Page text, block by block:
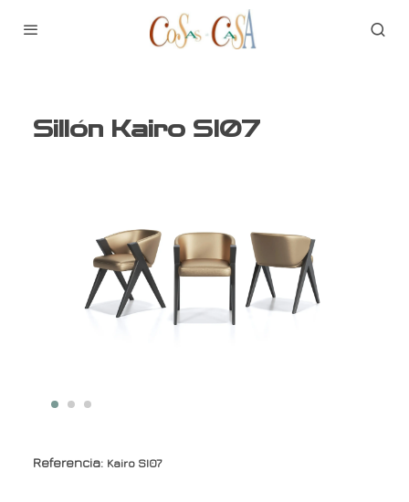
Sillón Kairo SI07
Referencia: Kairo SI07